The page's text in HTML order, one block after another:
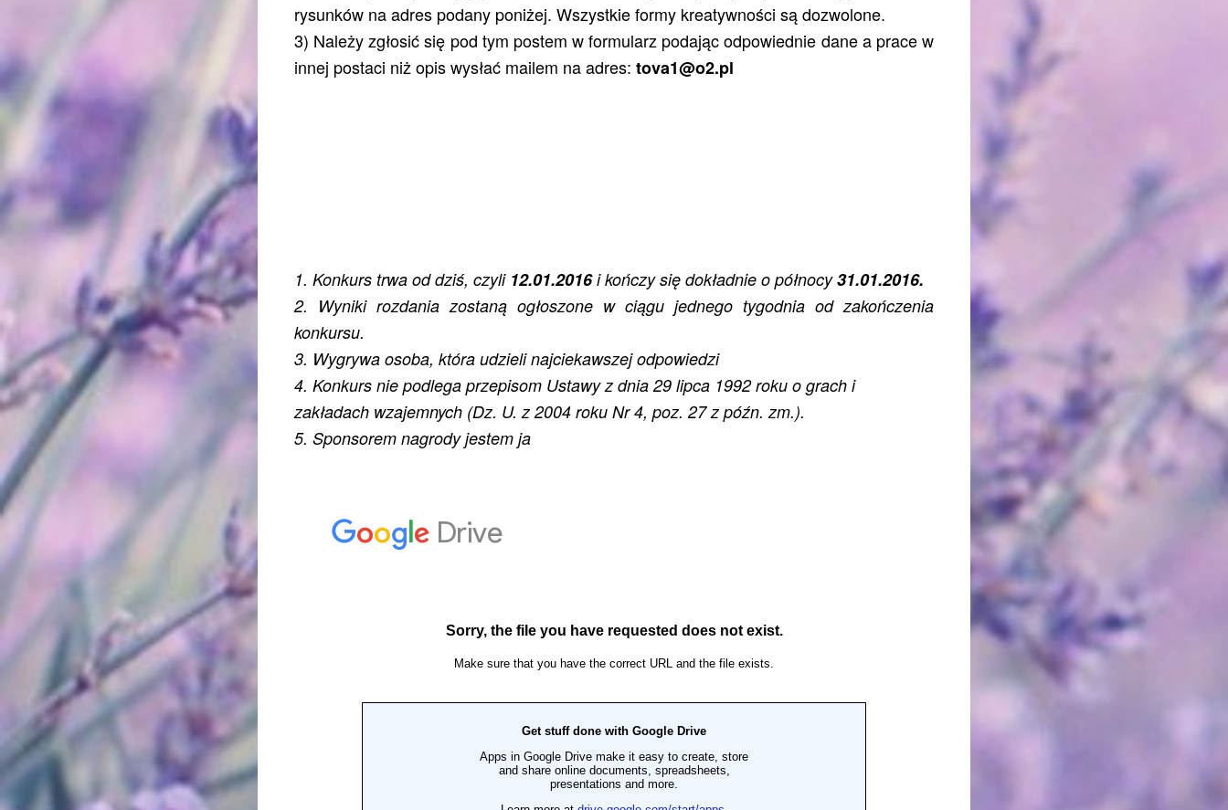
rysunków na adres podany poniżej. Wszystkie formy kreatywności są dozwolone.
3) Należy zgłosić się pod tym postem w formularz podając odpowiednie dane a prace w
innej postaci niż opis wysłać mailem na adres: tova1@o2.pl
1. Konkurs trwa od dziś, czyli 12.01.2016i kończy się dokładnie o północy31.01.2016.
2. Wyniki rozdania zostaną ogłoszone w ciągu jednego tygodnia od zakończenia
konkursu.
3. Wygrywa osoba, która udzieli najciekawszej odpowiedzi
4. Konkurs nie podlega przepisom Ustawy z dnia 29 lipca 1992 roku o grach i
zakładach wzajemnych (Dz. U. z 2004 roku Nr 4, poz. 27 z późn. zm.).
5. Sponsorem nagrody jestem ja